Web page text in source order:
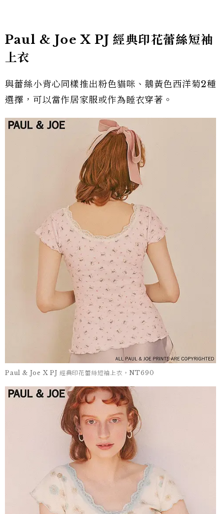
Paul & Joe X PJ 經典印花蕾絲短袖
上衣
與蕾絲小背心同樣推出粉色貓咪、鵝黃色西洋菊2種
選擇，可以當作居家服或作為睡衣穿著。
Paul & Joe X PJ 經典印花蕾絲短袖上衣，NT690